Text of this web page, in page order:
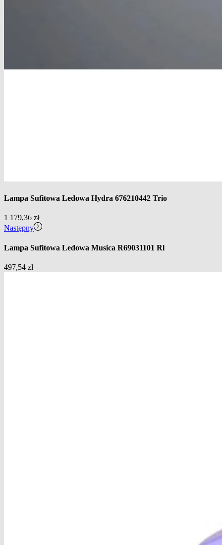
Lampa Sufitowa Ledowa Hydra 676210442 Trio
1 179,36 zł
Następny
Lampa Sufitowa Ledowa Musica R69031101 Rl
497,54 zł